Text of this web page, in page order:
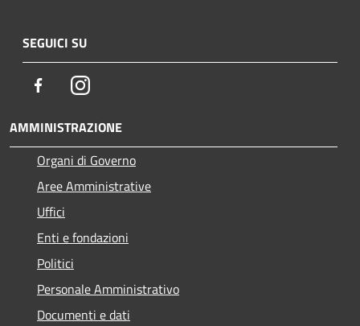
SEGUICI SU
FacebookInstagram
AMMINISTRAZIONE
Organi di Governo
Aree Amministrative
Uffici
Enti e fondazioni
Politici
Personale Amministrativo
Documenti e dati